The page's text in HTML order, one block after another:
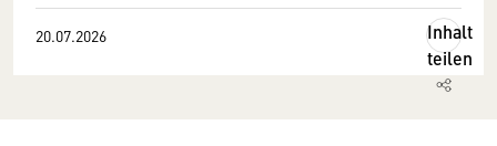
20.07.2026
Inhalt
teilen